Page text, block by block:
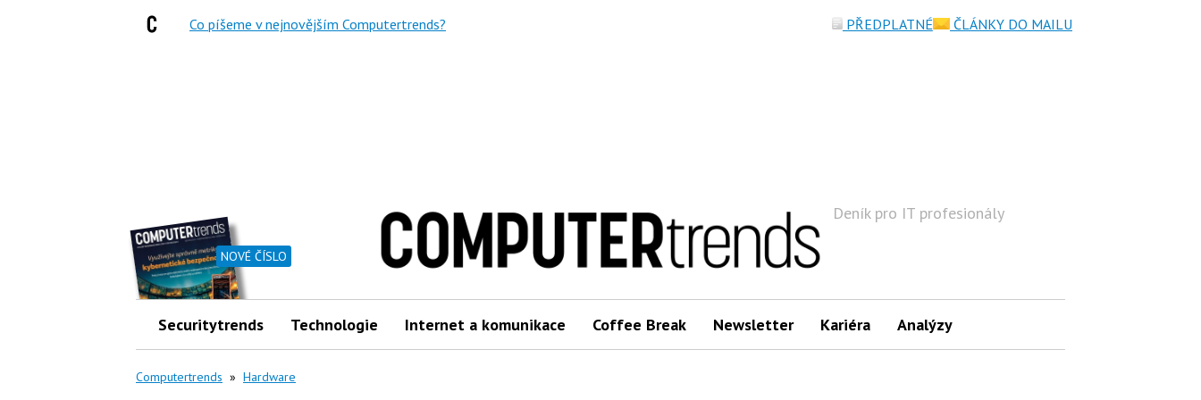
NOVÉ ČÍSLO
Deník pro IT profesionály
Securitytrends Technologie Internet a komunikace Coffee Break Newsletter Kariéra Analýzy
Computertrends » Hardware
Co píšeme v nejnovějším Computertrends? PŘEDPLATNÉ ČLÁNKY DO MAILU